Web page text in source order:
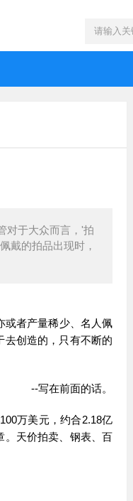
对于大众而言，'拍
戴的拍品出现时，
或者产量稀少、名人佩
去创造的，只有不断的
--写在前面的话。
万美元，约合2.18亿
。天价拍卖、钢表、百